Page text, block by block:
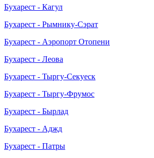
Бухарест - Кагул
Бухарест - Рымнику-Сэрат
Бухарест - Аэропорт Отопени
Бухарест - Леова
Бухарест - Тыргу-Секуеск
Бухарест - Тыргу-Фрумос
Бухарест - Бырлад
Бухарест - Аджд
Бухарест - Патры